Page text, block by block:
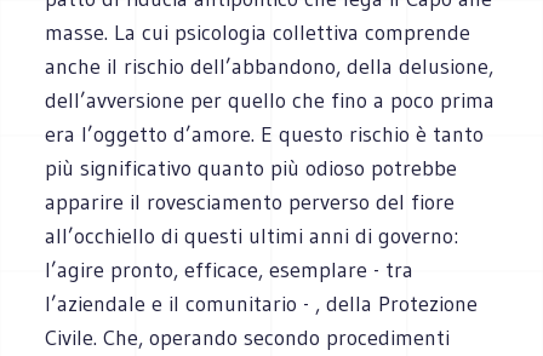
masse. La cui psicologia collettiva comprende
anche il rischio dell’abbandono, della delusione,
dell’avversione per quello che fino a poco prima
era l’oggetto d’amore. E questo rischio è tanto
più significativo quanto più odioso potrebbe
apparire il rovesciamento perverso del fiore
all’occhiello di questi ultimi anni di governo:
l’agire pronto, efficace, esemplare - tra
l’aziendale e il comunitario - , della Protezione
Civile. Che, operando secondo procedimenti